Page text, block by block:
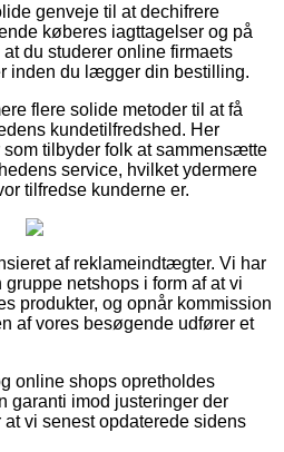
genveje til at dechifrere
køberes iagttagelser og på
du studerer online firmaets
inden du lægger din bestilling.
flere solide metoder til at få
kundetilfredshed. Her
tilbyder folk at sammensætte
service, hvilket ydermere
tilfredse kunderne er.
af reklameindtægter. Vi har
netshops i form af at vi
produkter, og opnår kommission
af vores besøgende udfører et
online shops opretholdes
garanti imod justeringer der
vi senest opdaterede sidens